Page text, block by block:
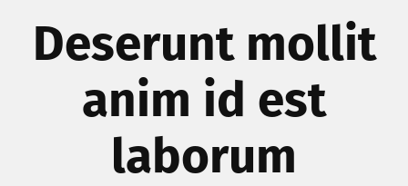
Deserunt mollit
anim id est
laborum